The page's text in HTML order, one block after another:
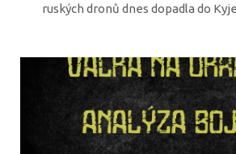
ruských dronů dnes dopadla do